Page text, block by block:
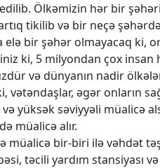
Ölkəmizin hər bir
tikilib və bir neçə
elə bir şəhər olmayacaq ki,
ki, 5 milyondan çox
və dünyanın nadir
vətəndaşlar, əgər onların
yüksək səviyyəli müalicə
müalicə alır.
müalicə bir-biri ilə vəhdət
təcili yardım stansiyası